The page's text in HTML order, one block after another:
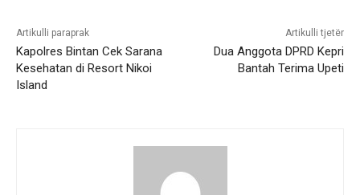
Artikulli paraprak
Kapolres Bintan Cek Sarana
Kesehatan di Resort Nikoi
Island
Artikulli tjetër
Dua Anggota DPRD Kepri
Bantah Terima Upeti